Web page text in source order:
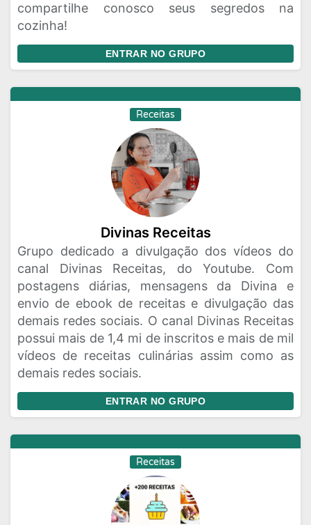
compartilhe conosco seus segredos na
cozinha!
ENTRAR NO GRUPO
Receitas
Divinas Receitas
Grupo dedicado a divulgação dos vídeos do
canal Divinas Receitas, do Youtube. Com
postagens diárias, mensagens da Divina e
envio de ebook de receitas e divulgação das
demais redes sociais. O canal Divinas Receitas
possui mais de 1,4 mi de inscritos e mais de mil
vídeos de receitas culinárias assim como as
demais redes sociais.
ENTRAR NO GRUPO
Receitas